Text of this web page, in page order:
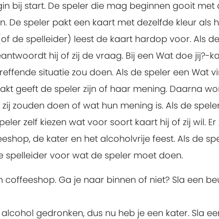
bij start. De speler die mag beginnen gooit met
De speler pakt een kaart met dezelfde kleur als
de spelleider) leest de kaart hardop voor. Als de
hij of zij de vraag. Bij een Wat doe jij?-
situatie zou doen. Als de speler een Wat
geeft de speler zijn of haar mening. Daarna
zouden doen of wat hun mening is. Als de
zelf kiezen wat voor soort kaart hij of zij wil. Er
de kater en het alcoholvrije feest. Als de
spelleider voor wat de speler moet doen.
Ga je naar binnen of niet? Sla een
gedronken, dus nu heb je een kater. Sla